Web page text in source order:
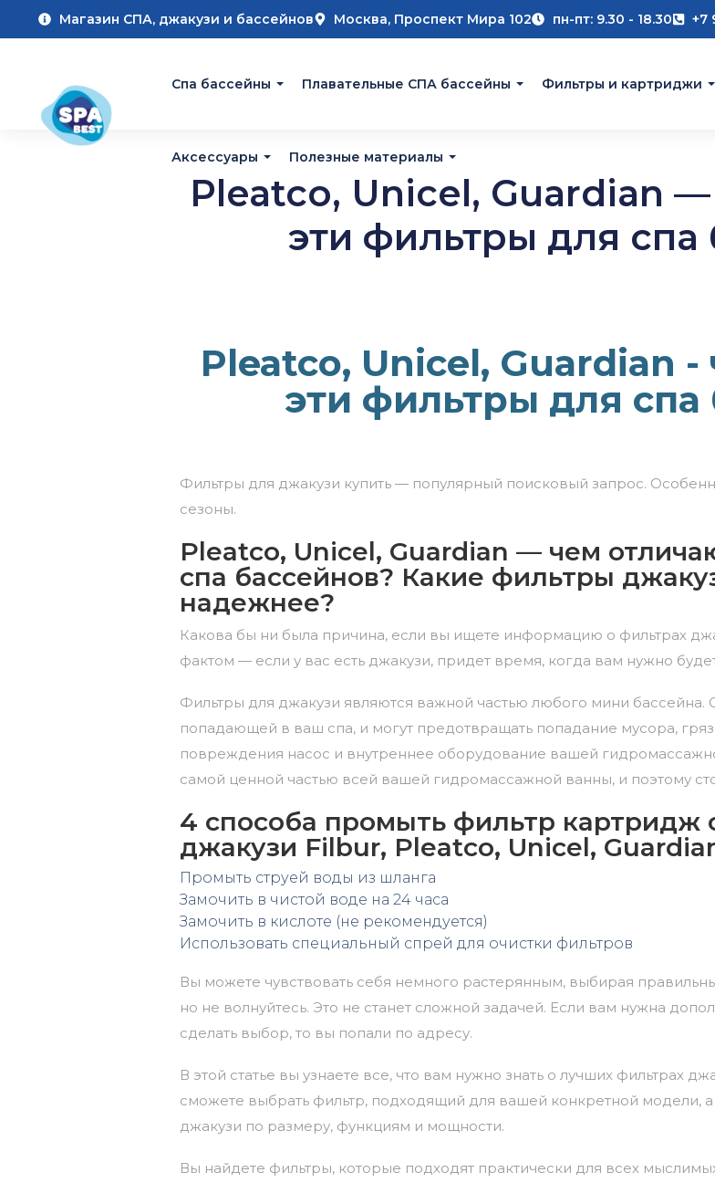
Магазин СПА, джакузи и бассейнов Москва, Проспект Мира 102 пн-пт: 9.30 - 18.30 +7
Cпа бассейны Плавательные СПА бассейны Фильтры и картриджи
Аксессуары Полезные материалы
Pleatco, Unicel, Guardian
эти фильтры для спа
Pleatco, Unicel, Guardian
эти фильтры для спа
Фильтры для джакузи купить — популярный поисковый запрос.
сезоны.
Pleatco, Unicel, Guardian — чем
спа бассейнов? Какие фильтры
надежнее?
Какова бы ни была причина, если вы ищете информацию о фильтрах
фактом — если у вас есть джакузи, придет время, когда вам нужно
Фильтры для джакузи являются важной частью любого мини бассейна.
попадающей в ваш спа, и могут предотвращать попадание мусора,
повреждения насос и внутреннее оборудование вашей
самой ценной частью всей вашей гидромассажной ванны, и поэтому
4 способа промыть фильтр картридж
джакузи Filbur, Pleatco, Unicel,
Промыть струей воды из шланга
Замочить в чистой воде на 24 часа
Замочить в кислоте (не рекомендуется)
Использовать специальный спрей для очистки фильтров
Вы можете чувствовать себя немного растерянным, выбирая
но не волнуйтесь. Это не станет сложной задачей. Если вам нужна
сделать выбор, то вы попали по адресу.
В этой статье вы узнаете все, что вам нужно знать о лучших фильтрах
сможете выбрать фильтр, подходящий для вашей конкретной модели,
джакузи по размеру, функциям и мощности.
Вы найдете фильтры, которые подходят практически для всех